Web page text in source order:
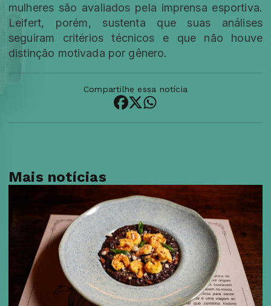
mulheres são avaliados pela imprensa esportiva.
Leifert, porém, sustenta que suas análises
seguiram critérios técnicos e que não houve
distinção motivada por gênero.
Compartilhe essa notícia
Mais notícias